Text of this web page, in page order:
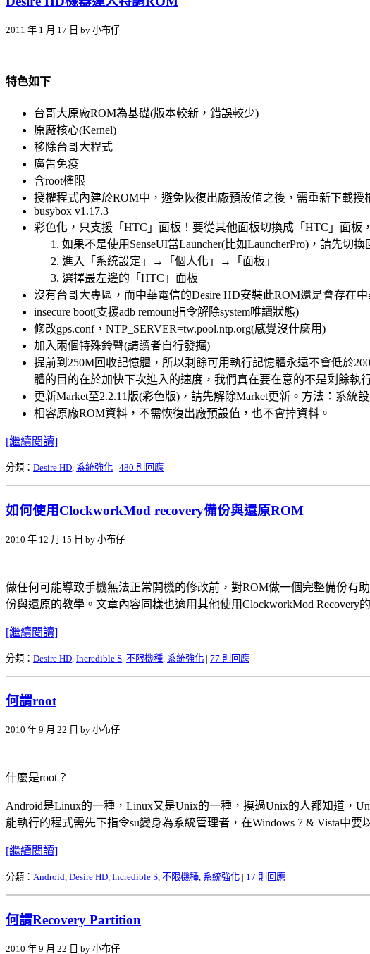
2011 年 1 月 17 日 by 小布仔
特色如下
台哥大原廠ROM為基礎(版本較新，錯誤較少)
原廠核心(Kernel)
移除台哥大程式
廣告免疫
含root權限
授權程式內建於ROM中，避免恢復出廠預設值之後，需重新下載授
busybox v1.17.3
彩色化，只支援「HTC」面板！要從其他面板切換成「HTC」面板
如果不是使用SenseUI當Launcher(比如LauncherPro)，請先切換
進入「系統設定」→「個人化」→「面板」
選擇最左邊的「HTC」面板
沒有台哥大專區，而中華電信的Desire HD安裝此ROM還是會存在
insecure boot(支援adb remount指令解除system唯讀狀態)
修改gps.conf，NTP_SERVER=tw.pool.ntp.org(感覺沒什麼用)
加入兩個特殊鈴聲(請讀者自行發掘)
提前到250M回收記憶體，所以剩餘可用執行記憶體永遠不會低於
體的目的在於加快下次進入的速度，我們真在要在意的不是剩餘執
更新Market至2.2.11版(彩色版)，請先解除Market更新。方法：系
相容原廠ROM資料，不需恢復出廠預設值，也不會掉資料。
[繼續閱讀]
分類： Desire HD, 系統強化 | 480 則回應
如何使用ClockworkMod recovery備份與還原ROM
2010 年 12 月 15 日 by 小布仔
做任何可能導致手機無法正常開機的修改前，對ROM做一個完整備份有
份與還原的教學。文章內容同樣也適用其他使用ClockworkMod Recovery
[繼續閱讀]
分類： Desire HD Incredible S 不限機種 系統強化 | 77 則回應
何謂root
2010 年 9 月 22 日 by 小布仔
什麼是root？
Android是Linux的一種，Linux又是Unix的一種，摸過Unix的人都知道，
能執行的程式需先下指令su變身為系統管理者，在Windows 7 & Vista中
[繼續閱讀]
分類： Android, Desire HD, Incredible S, 不限機種, 系統強化 | 17 則回應
何謂Recovery Partition
2010 年 9 月 22 日 by 小布仔